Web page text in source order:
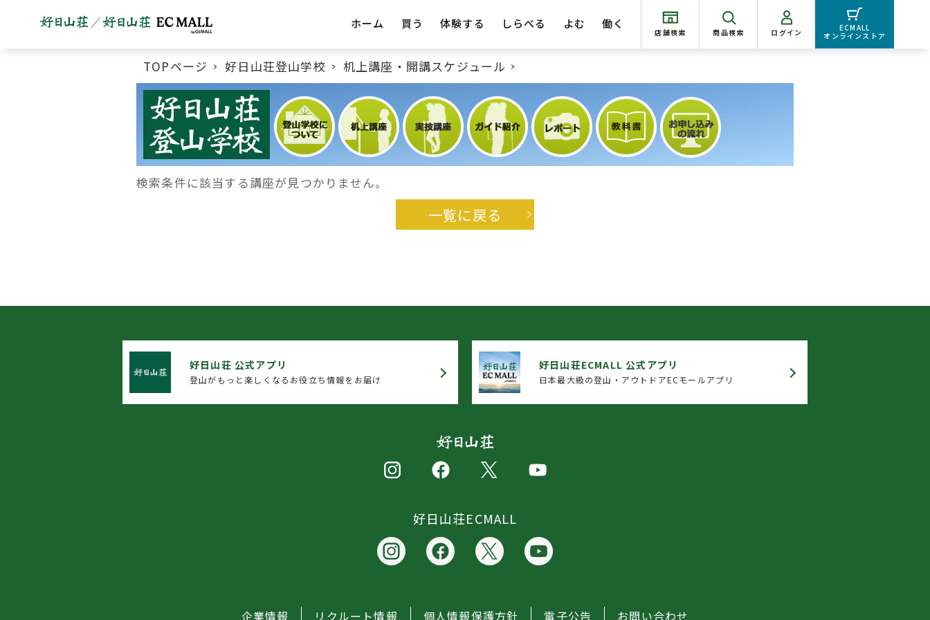
ホーム 買う 体験する しらべる よむ 働く
店舗検索 商品検索 ログイン
ECMALL
オンラインストア
TOPページ 好日山荘登山学校
机上講座・開講スケジュール
好日山荘登山学校メニュー
検索条件に該当する講座が見つかりません。
一覧に戻る
好日山荘 公式アプリ
登山がもっと楽しくなるお役立ち情報をお届け
好日山荘ECMALL 公式アプリ
日本最大級の登山・アウトドアECモールアプリ
好日山荘ECMALL
企業情報 リクルート情報 個人情報保護方針 電子公告 お問い合わせ